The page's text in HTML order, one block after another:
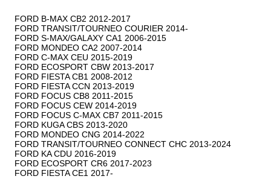
FORD B-MAX CB2 2012-2017
FORD TRANSIT/TOURNEO COURIER 2014-
FORD S-MAX/GALAXY CA1 2006-2015
FORD MONDEO CA2 2007-2014
FORD C-MAX CEU 2015-2019
FORD ECOSPORT CBW 2013-2017
FORD FIESTA CB1 2008-2012
FORD FIESTA CCN 2013-2019
FORD FOCUS CB8 2011-2015
FORD FOCUS CEW 2014-2019
FORD FOCUS C-MAX CB7 2011-2015
FORD KUGA CBS 2013-2020
FORD MONDEO CNG 2014-2022
FORD TRANSIT/TOURNEO CONNECT CHC 2013-2024
FORD KA CDU 2016-2019
FORD ECOSPORT CR6 2017-2023
FORD FIESTA CE1 2017-